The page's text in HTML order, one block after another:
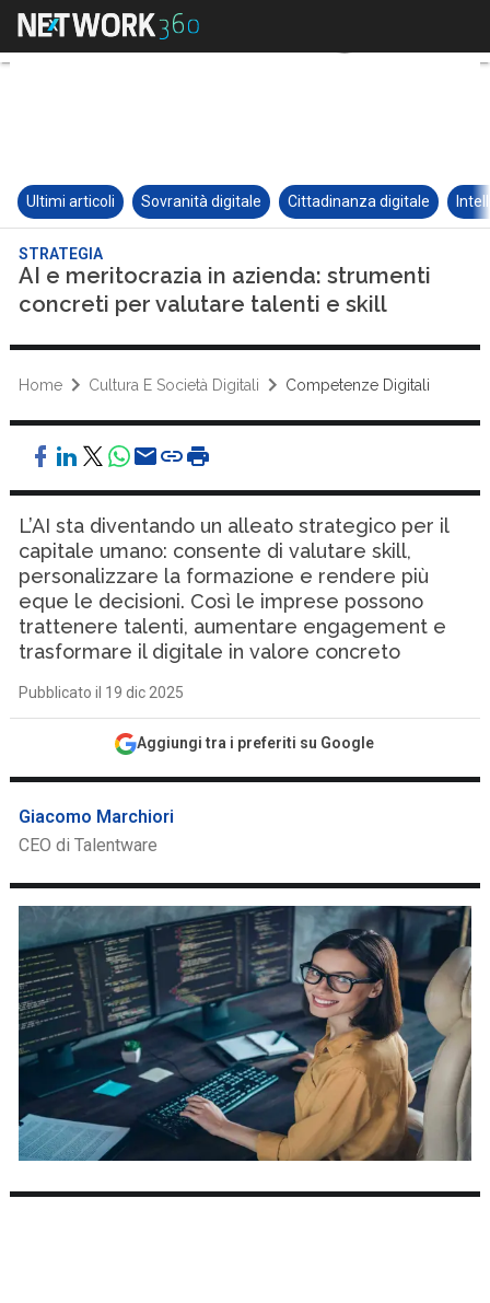
Ultimi articoli Sovranità digitale Cittadinanza digitale
STRATEGIA
AI e meritocrazia in azienda: strumenti
concreti per valutare talenti e skill
Home Cultura E Società Digitali Competenze Digitali
L’AI sta diventando un alleato strategico per il
capitale umano: consente di valutare skill,
personalizzare la formazione e rendere più
eque le decisioni. Così le imprese possono
trattenere talenti, aumentare engagement e
trasformare il digitale in valore concreto
Pubblicato il 19 dic 2025
Aggiungi tra i preferiti su Google
Giacomo Marchiori
CEO di Talentware